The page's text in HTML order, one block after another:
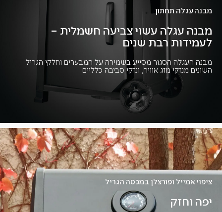
מבנה עגלה תחתון
מבנה עגלה עשוי צביעה חשמלית –
לעמידות רבת שנים
מבנה העגלה הסגור מסייע בשמירה על המבערים וחלקי הגריל
השונים מנזקי מזג אוויר, ונזקי סביבה כלליים
ציפוי אמייל ופורצלן במכסה הגריל
יפה וחזק